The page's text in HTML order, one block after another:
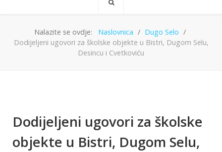
Nalazite se ovdje: Naslovnica
Dugo Selo
Dodijeljeni ugovori za školske objekte u Bistri, Dugom Selu,
Desincu i Cvetkoviću
Dodijeljeni ugovori za školske
objekte u Bistri, Dugom Selu,